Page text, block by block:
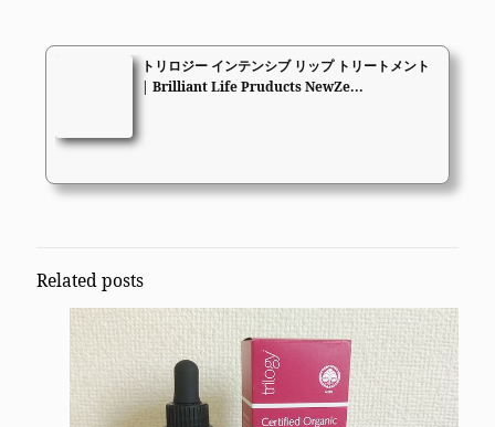
トリロジー インテンシブ リップ トリートメント
| Brilliant Life Pruducts NewZe...
Related posts